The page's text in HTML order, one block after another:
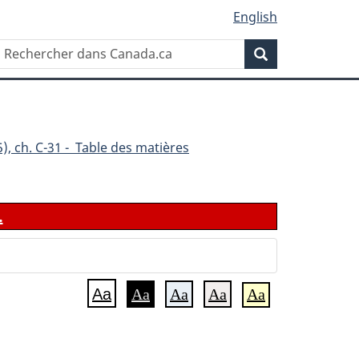
English
Rechercher
ch. C-31 - Table des matières
Aa Aa Aa Aa Aa